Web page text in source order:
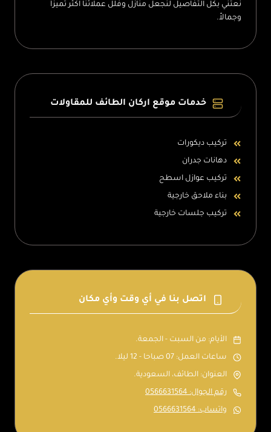
نعتني بكل التفاصيل لنجعل منازل وفلل عملائنا اكثر تميزاً
وجمالاً.
خدمات موقع اركان الطائف للمقاولات
تركيب ديكورات
دهانات جدران
تركيب عوازل اسطح
بناء ملاحق خارجية
تركيب جلسات خارجية
اتصل بنا في أي وقت وأي مكان
الأيام: من السبت - الجمعة.
ساعات العمل: 07 صباحا - 12 ليلا.
العنوان: الطائف، السعودية.
رقم الجوال: 0566631564
واتساب: 0566631564